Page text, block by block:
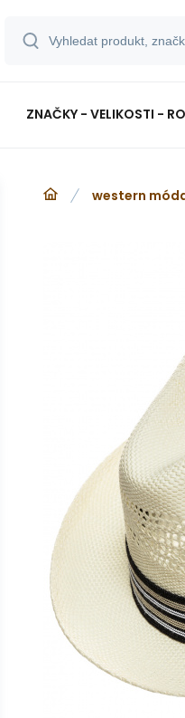
ZNAČKY - VELIKOSTI -
western